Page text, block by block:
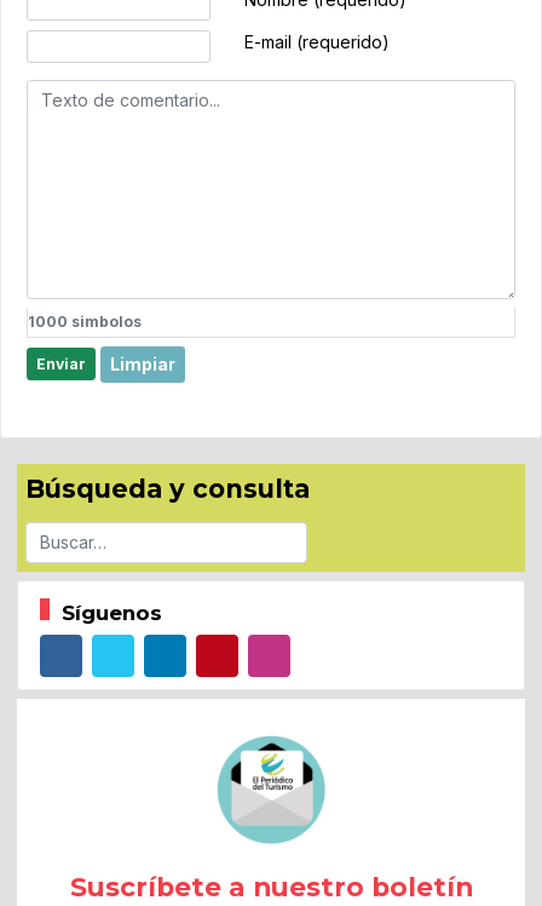
E-mail (requerido)
1000 simbolos
Enviar Limpiar
Búsqueda y consulta
Buscar
Síguenos
Suscríbete a nuestro boletín